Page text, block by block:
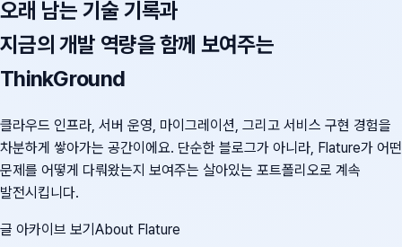
오래 남는 기술 기록과
지금의 개발 역량을 함께 보여주는
ThinkGround
클라우드 인프라, 서버 운영, 마이그레이션, 그리고 서비스 구현 경험을
차분하게 쌓아가는 공간이에요. 단순한 블로그가 아니라, Flature가 어떤
문제를 어떻게 다뤄왔는지 보여주는 살아있는 포트폴리오로 계속
발전시킵니다.
글 아카이브 보기 About Flature